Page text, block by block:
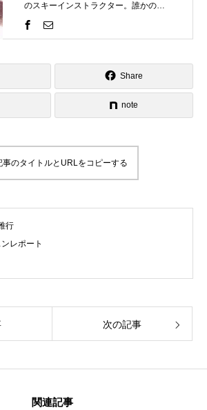
のスキーインストラクター。誰かの評
価を気にするものではなく自分の世界
観を表現するのがスキーそしてコブ。
て、自分のコブスタイルを見つけませ
んか？ゲレンデで見かけたらお気軽に
Share
note
事のタイトルとURLをコピーする
行
レポート
次の記事
関連記事